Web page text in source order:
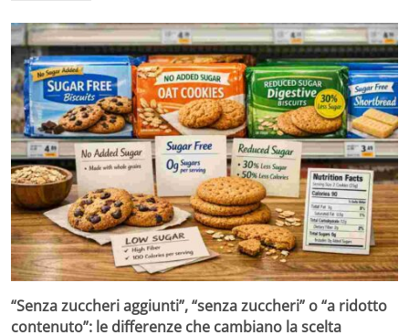
“Senza zuccheri aggiunti”, “senza zuccheri” o “a ridotto
contenuto”: le differenze che cambiano la scelta